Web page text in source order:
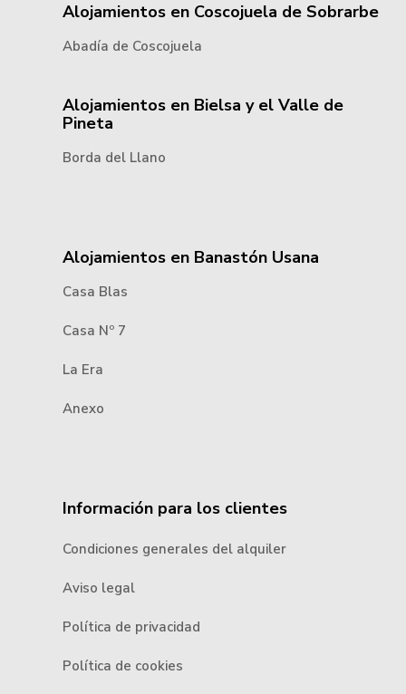
Alojamientos en Coscojuela de Sobrarbe
Abadía de Coscojuela
Alojamientos en Bielsa y el Valle de
Pineta
Borda del Llano
Alojamientos en Banastón Usana
Casa Blas
Casa Nº 7
La Era
Anexo
Información para los clientes
Condiciones generales del alquiler
Aviso legal
Política de privacidad
Política de cookies